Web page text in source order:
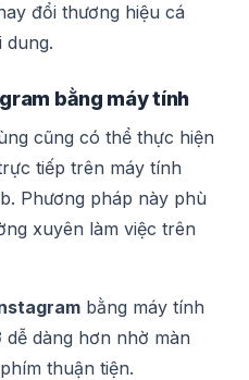
đổi thương hiệu cá
dung.
bằng máy tính
cũng có thể thực hiện
tiếp trên máy tính
Phương pháp này phù
xuyên làm việc trên
bằng máy tính
dàng hơn nhờ màn
thuận tiện.